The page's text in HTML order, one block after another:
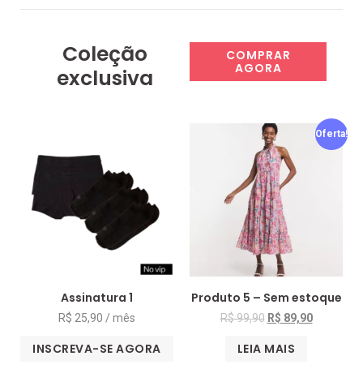
Coleção
exclusiva
COMPRAR
AGORA
Assinatura 1
R$ 25,90 / mês
INSCREVA-SE AGORA
Oferta!
Produto 5 – Sem estoque
R$99,90 R$ 89,90
LEIA MAIS